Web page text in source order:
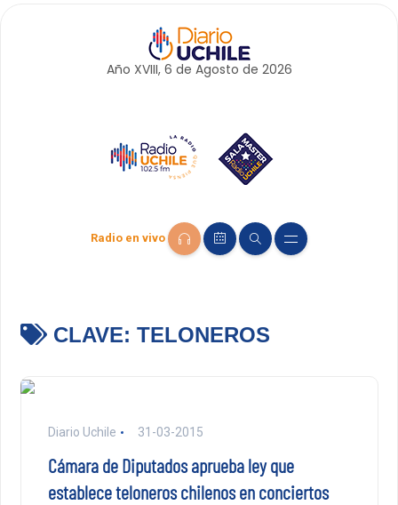
Año XVIII, 6 de Agosto de 2026
Radio en vivo
CLAVE: TELONEROS
Diario Uchile 31-03-2015
Cámara de Diputados aprueba ley que
establece teloneros chilenos en conciertos